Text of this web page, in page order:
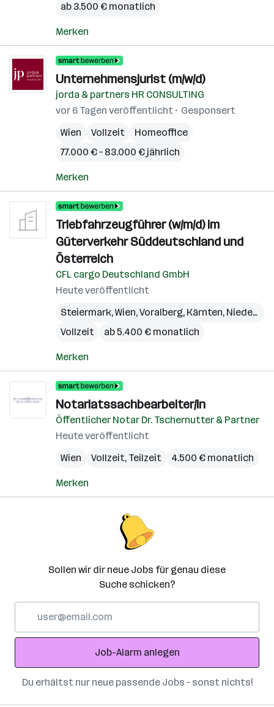
ab 3.500 € monatlich
Merken
Unternehmensjurist (m/w/d)
jorda & partners HR CONSULTING
vor 6 Tagen veröffentlicht
Gesponsert
Wien
Vollzeit
Homeoffice
77.000 € – 83.000 € jährlich
Merken
Triebfahrzeugführer (w/m/d) im
Güterverkehr Süddeutschland und
Österreich
CFL cargo Deutschland GmbH
Heute veröffentlicht
Steiermark,Wien,Voralberg, Kärnten, Niederösterreich
Vollzeit
ab 5.400 € monatlich
Merken
Notariatssachbearbeiter/in
Öffentlicher Notar Dr. Tschernutter & Partner
Heute veröffentlicht
Wien
Vollzeit, Teilzeit 4.500 € monatlich
Merken
Sollen wir dir neue Jobs für genau diese
Suche schicken?
Adresse
Job-Alarm anlegen
Du erhältst nur neue passende Jobs – sonst nichts!